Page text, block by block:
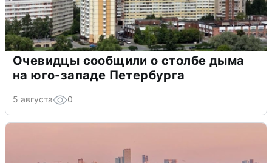
Очевидцы сообщили о столбе дыма
на юго-западе Петербурга
5 августа 0